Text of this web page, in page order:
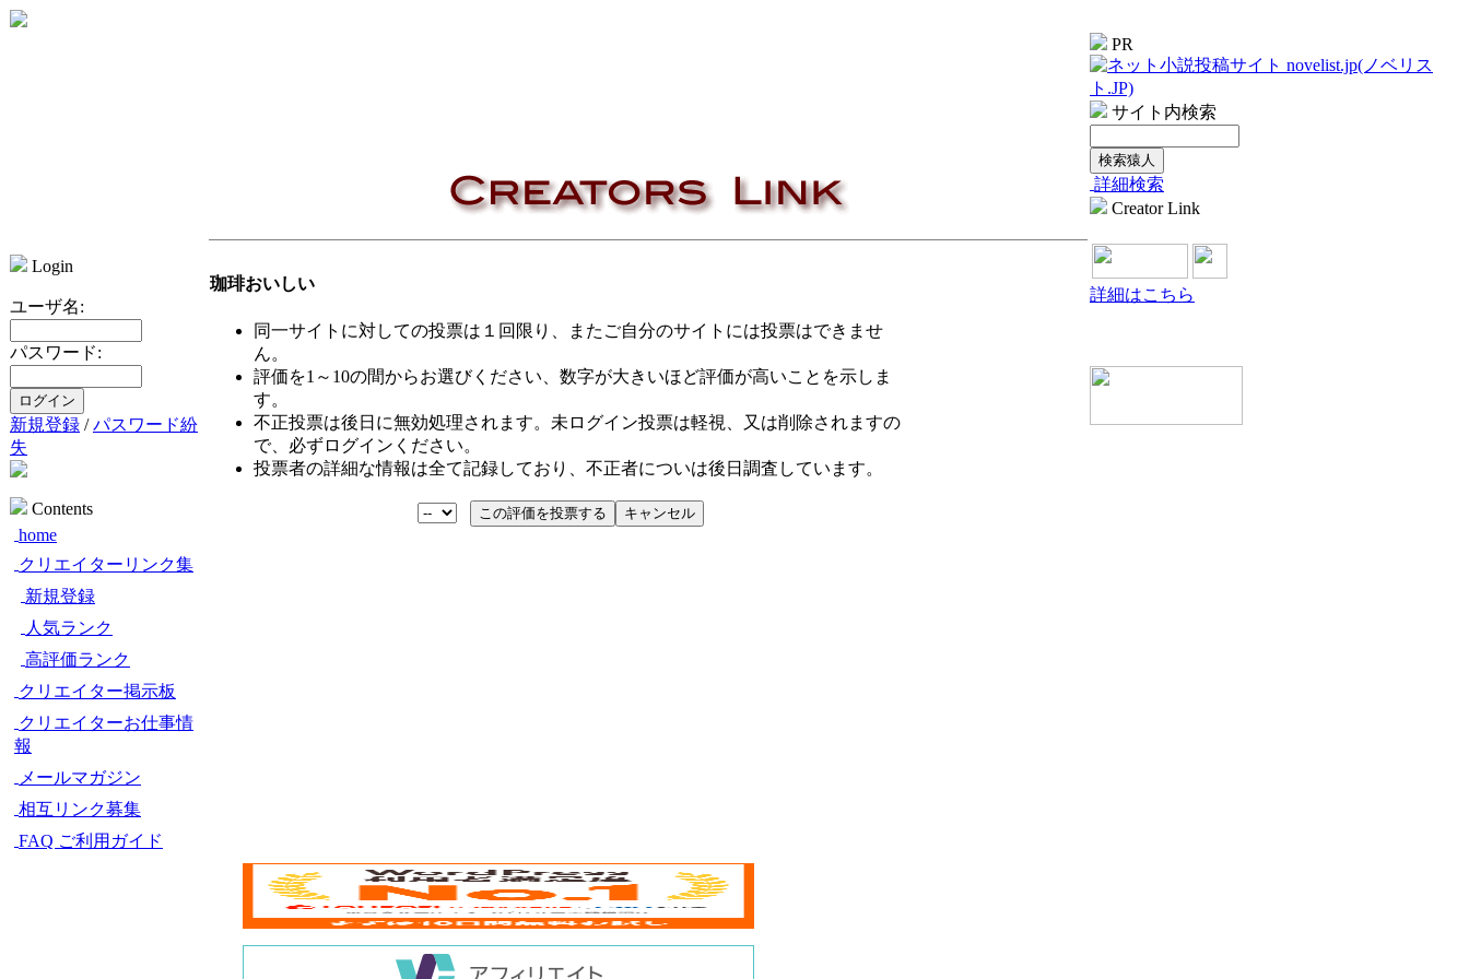
Login
ユーザ名:
パスワード:
新規登録 /パスワード紛
失
Contents
home
クリエイターリンク集
新規登録
人気ランク
高評価ランク
クリエイター掲示板
クリエイターお仕事情
報
メールマガジン
相互リンク募集
FAQ ご利用ガイド
珈琲おいしい
同一サイトに対しての投票は１回限り、またご自分のサイトには投票はできませ
ん。
評価を1～10の間からお選びください、数字が大きいほど評価が高いことを示しま
す。
不正投票は後日に無効処理されます。未ログイン投票は軽視、又は削除されますの
で、必ずログインください。
投票者の詳細な情報は全て記録しており、不正者についは後日調査しています。
PR
サイト内検索
詳細検索
Creator Link
詳細はこちら